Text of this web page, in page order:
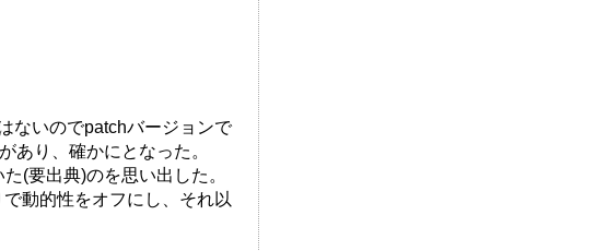
ないのでpatchバージョンで
あり、確かにとなった。
(要出典)のを思い出した。
動的性をオフにし、それ以